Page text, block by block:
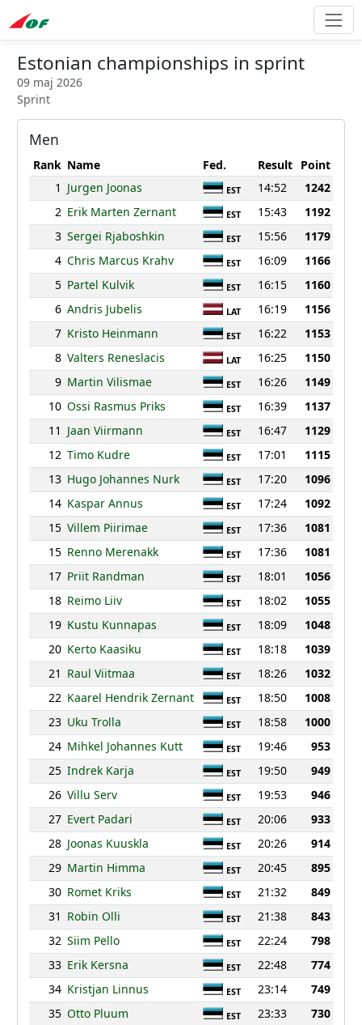
Estonian championships in sprint
09 maj 2026
Sprint
Men
Rank Name Fed. Result
Point
1 Jurgen Joonas EST 14:52
1242
2 Erik Marten Zernant EST 15:43
1192
3 Sergei Rjaboshkin EST 15:56
1179
4 Chris Marcus Krahv EST 16:09
1166
5 Partel Kulvik EST 16:15
1160
6 Andris Jubelis LAT 16:19
1156
7 Kristo Heinmann EST 16:22
1153
8 Valters Reneslacis LAT 16:25
1150
9 Martin Vilismae EST 16:26
1149
10 Ossi Rasmus Priks EST 16:39
1137
11 Jaan Viirmann EST 16:47
1129
12 Timo Kudre EST 17:01
1115
13 Hugo Johannes Nurk EST 17:20
1096
14 Kaspar Annus EST 17:24
1092
15 Villem Piirimae EST 17:36
1081
15 Renno Merenakk EST 17:36
1081
17 Priit Randman EST 18:01
1056
18 Reimo Liiv EST 18:02
1055
19 Kustu Kunnapas EST 18:09
1048
20 Kerto Kaasiku EST 18:18
1039
21 Raul Viitmaa EST 18:26
1032
22 Kaarel Hendrik Zernant EST 18:50
1008
23 Uku Trolla EST 18:58
1000
24 Mihkel Johannes Kutt EST 19:46
953
25 Indrek Karja EST 19:50
949
26 Villu Serv EST 19:53
946
27 Evert Padari EST 20:06
933
28 Joonas Kuuskla EST 20:26
914
29 Martin Himma EST 20:45
895
30 Romet Kriks EST 21:32
849
31 Robin Olli EST 21:38
843
32 Siim Pello EST 22:24
798
33 Erik Kersna EST 22:48
774
34 Kristjan Linnus EST 23:14
749
35 Otto Pluum EST 23:33
730